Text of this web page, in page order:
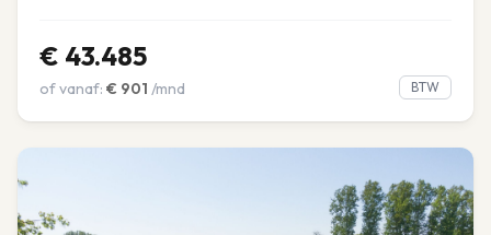
€ 43.485
of vanaf: € 901 /mnd BTW